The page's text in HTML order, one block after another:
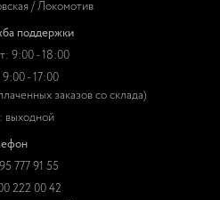
/ Локомотив
поддержки
9:00 - 18:00
- 17:00
заказов со склада)
выходной
777 91 55
222 00 42